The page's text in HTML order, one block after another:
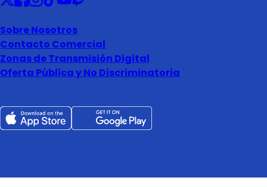
Sobre Nosotros
Contacto Comercial
Zonas de Transmisión Digital
Oferta Pública y No Discriminatoria